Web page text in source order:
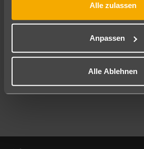
Alle zulassen
Anpassen
Alle Ablehnen
Mehr Filter anzeigen